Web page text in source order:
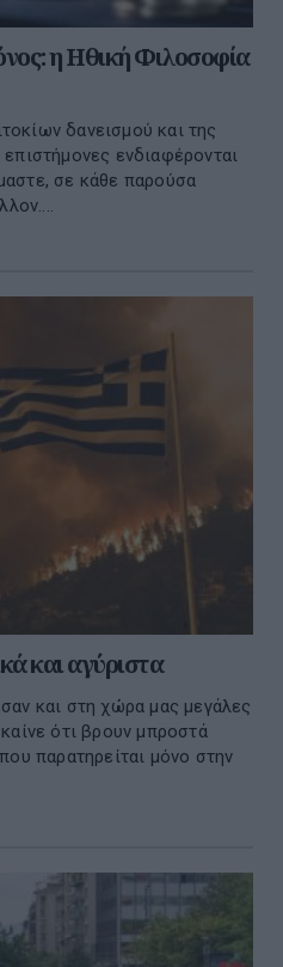
η Ηθική Φιλοσοφία
δανεισμού και της
ενδιαφέρονται
σε κάθε παρούσα
και αγύριστα
και στη χώρα μας μεγάλες
ότι βρουν μπροστά
παρατηρείται μόνο στην